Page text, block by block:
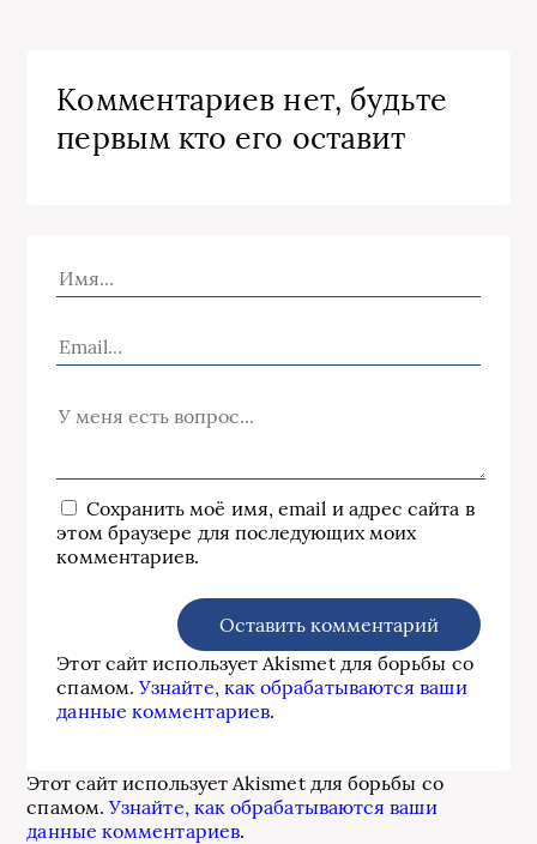
Комментариев нет, будьте
первым кто его оставит
Сохранить моё имя, email и адрес сайта в
этом браузере для последующих моих
комментариев.
Этот сайт использует Akismet для борьбы со
спамом.Узнайте, как обрабатываются ваши
данные комментариев.
Этот сайт использует Akismet для борьбы со
спамом.Узнайте, как обрабатываются ваши
данные комментариев.